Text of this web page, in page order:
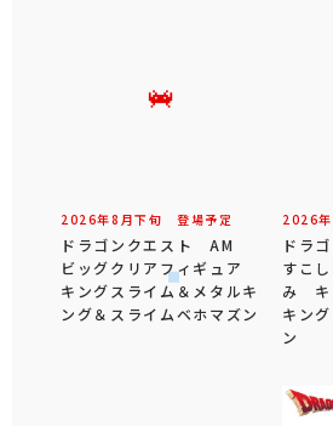
2026年8 月下旬 登場予定
ドラゴンクエスト AM
ビッグクリアフィギュア
キングスライム＆メタルキ
ング＆スライムベホマズン
2026年
ドラ
すこ
み キ
キン
ン